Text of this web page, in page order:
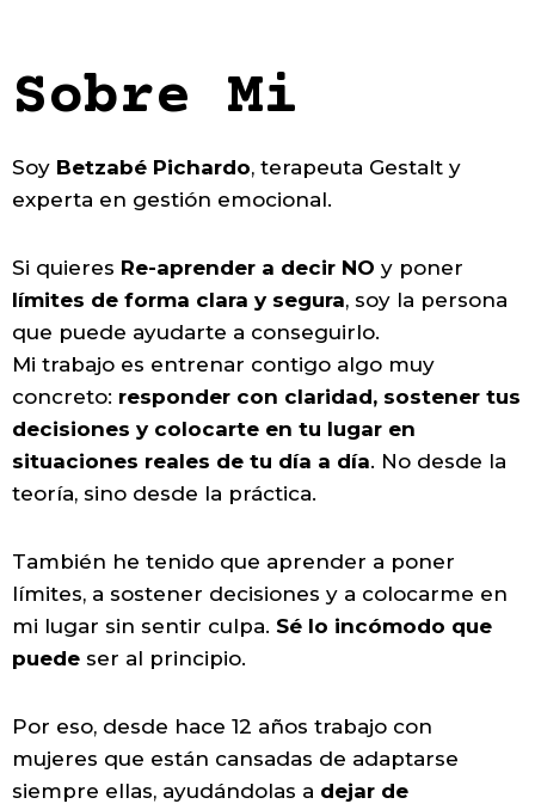
Sobre Mi
Soy Betzabé Pichardo, terapeuta Gestalt y
experta en gestión emocional.
Si quieres Re-aprender a decir NO y poner
límites de forma clara y segura, soy la persona
que puede ayudarte a conseguirlo.
Mi trabajo es entrenar contigo algo muy
concreto: responder con claridad, sostener tus
decisiones y colocarte en tu lugar en
situaciones reales de tu día a día. No desde la
teoría, sino desde la práctica.
También he tenido que aprender a poner
límites, a sostener decisiones y a colocarme en
mi lugar sin sentir culpa. Sé lo incómodo que
puede ser al principio.
Por eso, desde hace 12 años trabajo con
mujeres que están cansadas de adaptarse
siempre ellas, ayudándolas a dejar de